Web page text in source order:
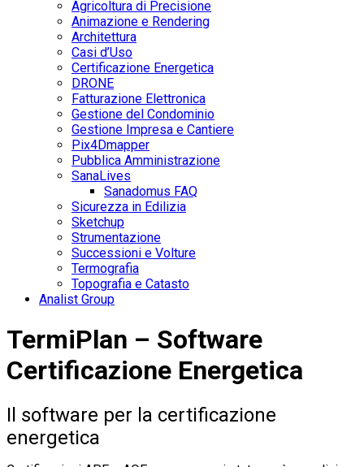
Agricoltura di Precisione
Animazione e Rendering
Architettura
Casi d’Uso
Certificazione Energetica
DRONE
Fatturazione Elettronica
Gestione del Condominio
Gestione Impresa e Cantiere
Pix4Dmapper
Pubblica Amministrazione
SanaLives
Sanadomus FAQ
Sicurezza in Edilizia
Sketchup
Strumentazione
Successioni e Volture
Termografia
Topografia e Catasto
Analist Group
TermiPlan – Software
Certificazione Energetica
Il software per la certificazione
energetica